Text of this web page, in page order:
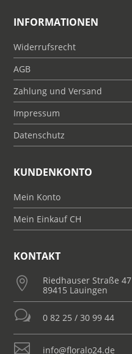
INFORMATIONEN
Widerrufsrecht
AGB
Zahlung und Versand
Impressum
Datenschutz
KUNDENKONTO
Mein Konto
Mein Einkauf CH
KONTAKT

Riedhauser Straße 47
89415 Lauingen
w 0 82 25 / 30 99 44
 info@floralo24.de